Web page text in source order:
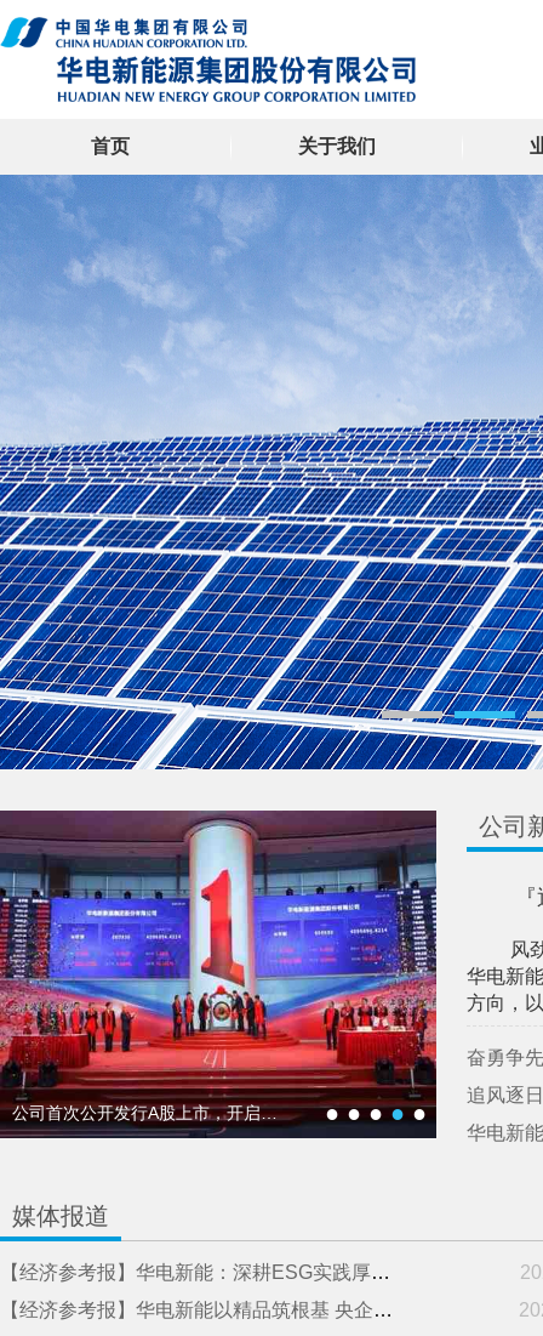
首页 关于我们
公司首次公开发行A股上市，开启高质 ● ● ● ● ●
公司
风
华电新
方向，
媒体报道
【经济参考报】华电新能：深耕ESG实践厚植绿色动能 以央企担当筑就高质量发展之路
【经济参考报】华电新能以精品筑根基 央企担当助力美丽中国